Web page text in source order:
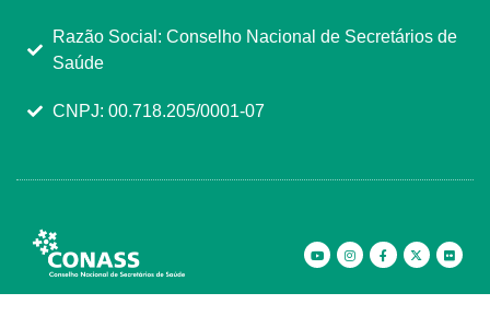
Razão Social: Conselho Nacional de Secretários de
Saúde
CNPJ: 00.718.205/0001-07